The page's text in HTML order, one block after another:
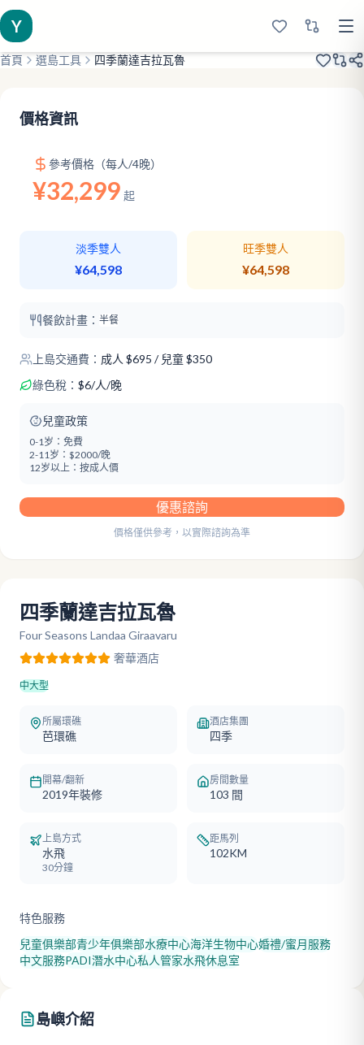
Y
首頁 選島工具 四季蘭達吉拉瓦魯
價格資訊
參考價格（每人/4晚）
¥32,299 起
淡季雙人
¥64,598
旺季雙人
¥64,598
餐飲計畫： 半餐
上島交通費： 成人 $695 / 兒童 $350
綠色稅： $6/人/晚
兒童政策
0-1岁： 免費
2-11岁： $2000/晚
12岁以上： 按成人價
優惠諮詢
價格僅供參考，以實際諮詢為準
四季蘭達吉拉瓦魯
Four Seasons Landaa Giraavaru
奢華酒店
中大型
所屬環礁
芭環礁
酒店集團
四季
開幕/翻新
2019年裝修
房間數量
103 間
上島方式
水飛
30分鐘
距馬列
102KM
特色服務
兒童俱樂部青少年俱樂部水療中心海洋生物中心婚禮/蜜月服務
中文服務PADI潛水中心私人管家水飛休息室
島嶼介紹